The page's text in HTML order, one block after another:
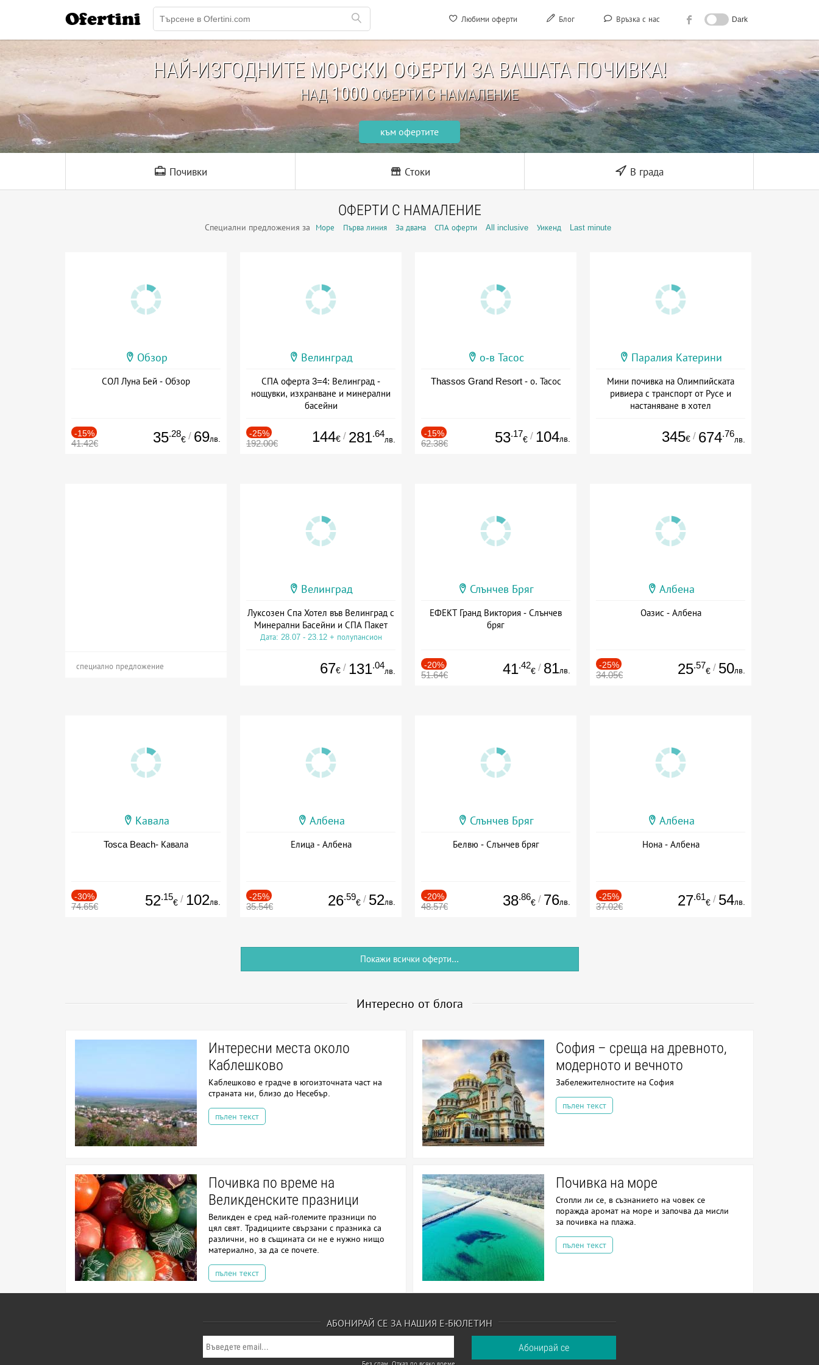
Любими оферти Блог Връзка с нас Dark
Ofertini
НАЙ-ИЗГОДНИТЕ МОРСКИ ОФЕРТИ ЗА ВАШАТА ПОЧИВКА!
НАД1000ОФЕРТИ С НАМАЛЕНИЕ
към офертите
Почивки Стоки В града
ОФЕРТИ С НАМАЛЕНИЕ
Специални предложения за Море Първа линия За двама СПА оферти All inclusive Уикенд Last minute
Обзор
СОЛ Луна Бей - Обзор
-15%
41.42€ 35.28
€ / 69лв.
Велинград
СПА оферта 3=4: Велинград -
нощувки, изхранване и минерални
басейни
-25%
192.00€ 144€ / 281.64
лв.
о-в Тасос
Thassos Grand Resort - о. Тасос
-15%
62.38€ 53.17
€ / 104лв.
Паралия Катерини
Мини почивка на Олимпийската
ривиера с транспорт от Русе и
настаняване в хотел
345€ / 674.76
лв.
специално предложение
Велинград
Луксозен Спа Хотел във Велинград с
Минерални Басейни и СПА Пакет
Дата: 28.07 - 23.12 + полупансион
67€ / 131.04
лв.
Слънчев Бряг
ЕФЕКТ Гранд Виктория - Слънчев
бряг
-20%
51.64€ 41.42
€ / 81лв.
Албена
Оазис - Албена
-25%
34.05€ 25.57
€ / 50лв.
Кавала
Tosca Beach- Кавала
-30%
74.65€ 52.15
€ / 102лв.
Албена
Елица - Албена
-25%
35.54€ 26.59
€ / 52лв.
Слънчев Бряг
Белвю - Слънчев бряг
-20%
48.57€ 38.86
€ / 76лв.
Албена
Нона - Албена
-25%
37.02€ 27.61
€ / 54лв.
Покажи всички оферти...
Интересно от блога
Интересни места около
Каблешково
Каблешково е градче в югоизточната част на
страната ни, близо до Несебър.
пълен текст
София – среща на древното,
модерното и вечното
Забележителностите на София
пълен текст
Почивка по време на
Великденските празници
Великден е сред най-големите празници по
цял свят. Традициите свързани с празника са
различни, но в същината си не е нужно нищо
материално, за да се почете.
пълен текст
Почивка на море
Стопли ли се, в съзнанието на човек се
поражда аромат на море и започва да мисли
за почивка на плажа.
пълен текст
АБОНИРАЙ СЕ ЗА НАШИЯ Е-БЮЛЕТИН